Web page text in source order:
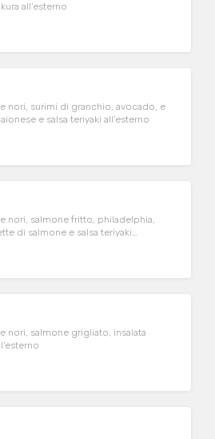
guarnito con branzino ikura all'esterno
nori, surimi di granchio, avocado, e
e salsa teriyaki all’esterno
nori, salmone fritto, philadelphia,
di salmone e salsa teriyaki
nori, salmone grigliato, insalata